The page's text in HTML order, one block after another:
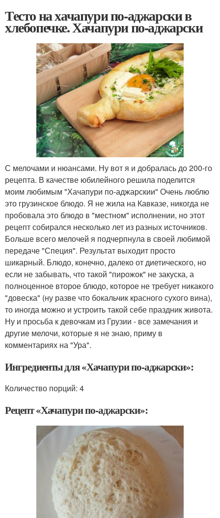
Тесто на хачапури по-аджарски в
хлебопечке. Хачапури по-аджарски
С мелочами и нюансами. Ну вот я и добралась до 200-го
рецепта. В качестве юбилейного решила поделится
моим любимым "Хачапури по-аджарскии" Очень люблю
это грузинское блюдо. Я не жила на Кавказе, никогда не
пробовала это блюдо в "местном" исполнении, но этот
рецепт собирался несколько лет из разных источников.
Больше всего мелочей я подчерпнула в своей любимой
передаче "Специя". Результат выходит просто
шикарный. Блюдо, конечно, далеко от диетического, но
если не забывать, что такой "пирожок" не закуска, а
полноценное второе блюдо, которое не требует никакого
"довеска" (ну разве что бокальчик красного сухого вина),
то иногда можно и устроить такой себе праздник живота.
Ну и просьба к девочкам из Грузии - все замечания и
другие мелочи, которые я не знаю, приму в
комментариях на "Ура".
Ингредиенты для «Хачапури по-аджарски»:
Количество порций: 4
Рецепт «Хачапури по-аджарски»: